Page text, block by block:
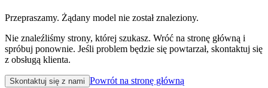
Przepraszamy. Żądany model nie został znaleziony.
Nie znaleźliśmy strony, której szukasz. Wróć na stronę główną i
spróbuj ponownie. Jeśli problem będzie się powtarzał, skontaktuj się
z obsługą klienta.
Skontaktuj się z nami Powrót na stronę główną